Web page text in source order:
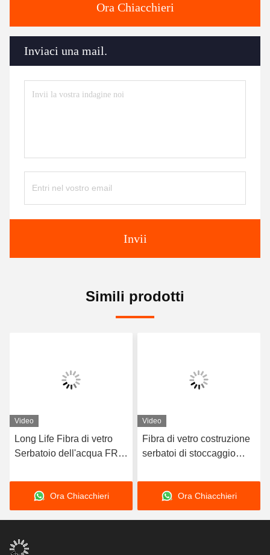
Ora Chiacchieri
Inviaci una mail.
Invii
Simili prodotti
Video
Long Life Fibra di vetro
Serbatoio dell'acqua FRP
personalizzato Alta
resistenzaOra Chiacchieri
Video
Fibra di vetro costruzione
serbatoi di stoccaggio
pressione protezione UV
Ora Chiacchieri